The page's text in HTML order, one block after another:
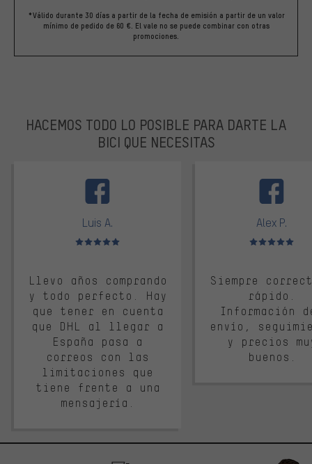
*Válido durante 30 días a partir de la fecha de emisión a partir de un valor
mínimo de pedido de 60 €. El vale no se puede combinar con otras
promociones.
HACEMOS TODO LO POSIBLE PARA DARTE LA
BICI QUE NECESITAS
Luis A.
Valoración media: 5 de 5
Llevo años comprando
y todo perfecto. Hay
que tener en cuenta
que DHL al llegar a
España pasa a
correos con las
limitaciones que
tiene frente a una
mensajería.
Alex P.
Valoración
Siempre
rápido.
Información
envío,
y precios
buenos.